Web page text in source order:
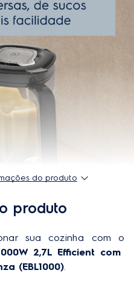
Sim
do produto
produto
sua cozinha com o
2,7L Efficient com
(EBL1000).